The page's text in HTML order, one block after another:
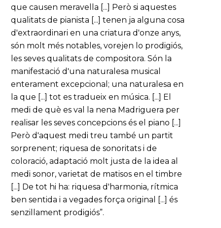
que causen meravella [...] Però si aquestes
qualitats de pianista [...] tenen ja alguna cosa
d'extraordinari en una criatura d'onze anys,
són molt més notables, vorejen lo prodigiós,
les seves qualitats de compositora. Són la
manifestació d'una naturalesa musical
enterament excepcional; una naturalesa en
la que [...] tot es tradueix en música. [...] El
medi de què es val la nena Madriguera per
realisar les seves concepcions és el piano [...]
Però d'aquest medi treu també un partit
sorprenent; riquesa de sonoritats i de
coloració, adaptació molt justa de la idea al
medi sonor, varietat de matisos en el timbre
[...] De tot hi ha: riquesa d'harmonia, rítmica
ben sentida i a vegades força original [...] és
senzillament prodigiós”.